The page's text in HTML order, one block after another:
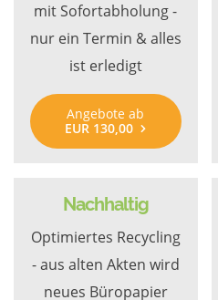
mit Sofortabholung -
nur ein Termin & alles
ist erledigt
Angebote ab
EUR 130,00
Nachhaltig
Optimiertes Recycling
- aus alten Akten wird
neues Büropapier